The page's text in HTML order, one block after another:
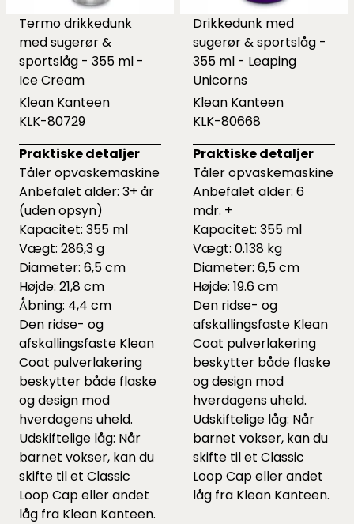
Termo drikkedunk
med sugerør &
sportslåg - 355 ml -
Ice Cream
Klean Kanteen
KLK-80729
Praktiske detaljer
Tåler opvaskemaskine
Anbefalet alder: 3+ år
(uden opsyn)
Kapacitet: 355 ml
Vægt: 286,3 g
Diameter: 6,5 cm
Højde: 21,8 cm
Åbning: 4,4 cm
Den ridse- og
afskallingsfaste Klean
Coat pulverlakering
beskytter både flaske
og design mod
hverdagens uheld.
Udskiftelige låg: Når
barnet vokser, kan du
skifte til et Classic
Loop Cap eller andet
låg fra Klean Kanteen.
Drikkedunk med
sugerør & sportslåg -
355 ml - Leaping
Unicorns
Klean Kanteen
KLK-80668
Praktiske detaljer
Tåler opvaskemaskine
Anbefalet alder: 6
mdr. +
Kapacitet: 355 ml
Vægt: 0.138 kg
Diameter: 6,5 cm
Højde: 19.6 cm
Den ridse- og
afskallingsfaste Klean
Coat pulverlakering
beskytter både flaske
og design mod
hverdagens uheld.
Udskiftelige låg: Når
barnet vokser, kan du
skifte til et Classic
Loop Cap eller andet
låg fra Klean Kanteen.